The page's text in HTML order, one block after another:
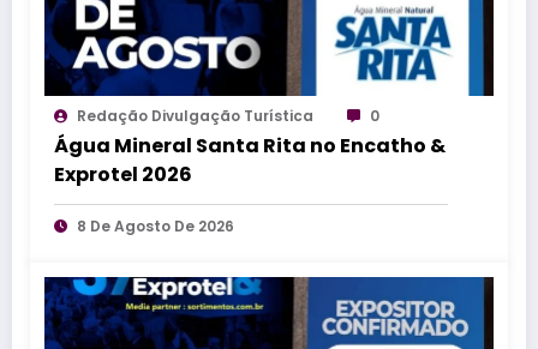
Redação Divulgação Turística 0
Água Mineral Santa Rita no Encatho &
Exprotel 2026
8 De Agosto De 2026